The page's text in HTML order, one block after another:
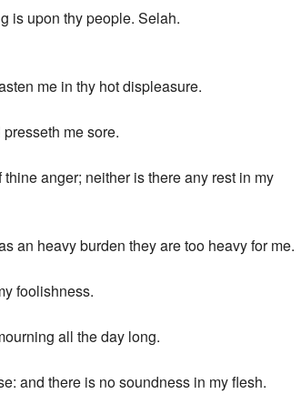
is upon thy people. Selah.
me in thy hot displeasure.
me sore.
anger; neither is there any rest in my
an heavy burden they are too heavy for me.
foolishness.
all the day long.
and there is no soundness in my flesh.